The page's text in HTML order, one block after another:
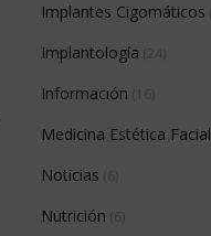
Implantes Cigomáticos
Implantología
Información
Medicina Estética Facial
Noticias
Nutrición